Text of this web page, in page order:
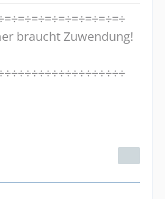
braucht Zuwendung!